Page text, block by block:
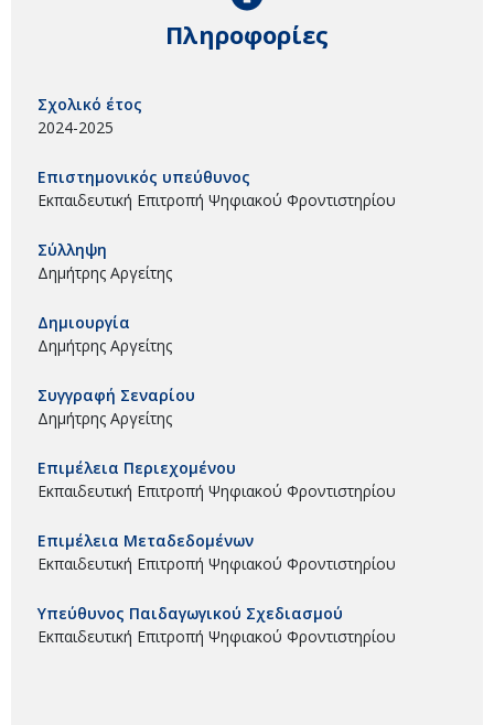
Πληροφορίες
Σχολικό έτος
2024-2025
Επιστημονικός υπεύθυνος
Εκπαιδευτική Επιτροπή Ψηφιακού Φροντιστηρίου
Σύλληψη
Δημήτρης Αργείτης
Δημιουργία
Δημήτρης Αργείτης
Συγγραφή Σεναρίου
Δημήτρης Αργείτης
Επιμέλεια Περιεχομένου
Εκπαιδευτική Επιτροπή Ψηφιακού Φροντιστηρίου
Επιμέλεια Μεταδεδομένων
Εκπαιδευτική Επιτροπή Ψηφιακού Φροντιστηρίου
Υπεύθυνος Παιδαγωγικού Σχεδιασμού
Εκπαιδευτική Επιτροπή Ψηφιακού Φροντιστηρίου